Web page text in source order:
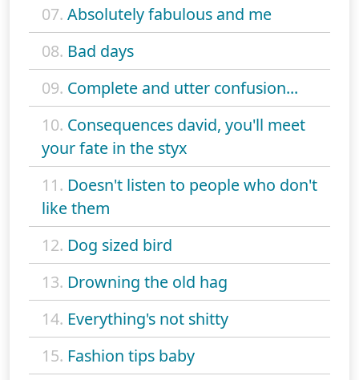
07. Absolutely fabulous and me
08. Bad days
09. Complete and utter confusion...
10. Consequences david, you'll meet
your fate in the styx
11. Doesn't listen to people who don't
like them
12. Dog sized bird
13. Drowning the old hag
14. Everything's not shitty
15. Fashion tips baby